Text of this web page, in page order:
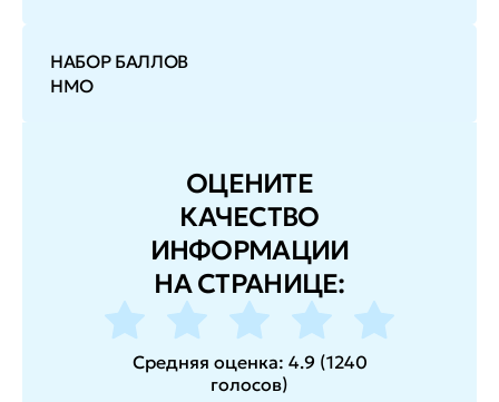
НАБОР БАЛЛОВ
НМО
ОЦЕНИТЕ
КАЧЕСТВО
ИНФОРМАЦИИ
НА СТРАНИЦЕ:
Средняя оценка: 4.9 (1240
голосов)